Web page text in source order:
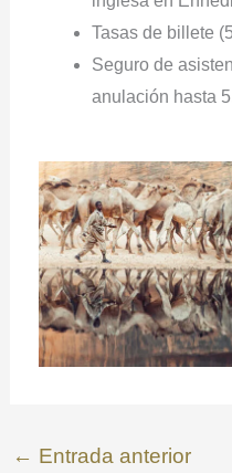
Tasas de billete
Seguro de
anulación hasta
← Entrada anterior